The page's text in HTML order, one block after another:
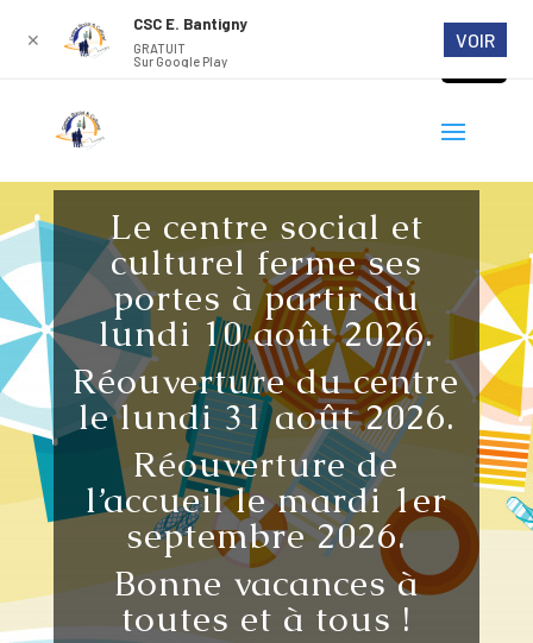
Le centre social et
culturel ferme ses
portes à partir du
lundi 10 août 2026.
Réouverture du centre
le lundi 31 août 2026.
Réouverture de
l’accueil le mardi 1er
septembre 2026.
Bonne vacances à
toutes et à tous !
✕
CSC E. Bantigny
GRATUIT
Sur Google Play
VOIR